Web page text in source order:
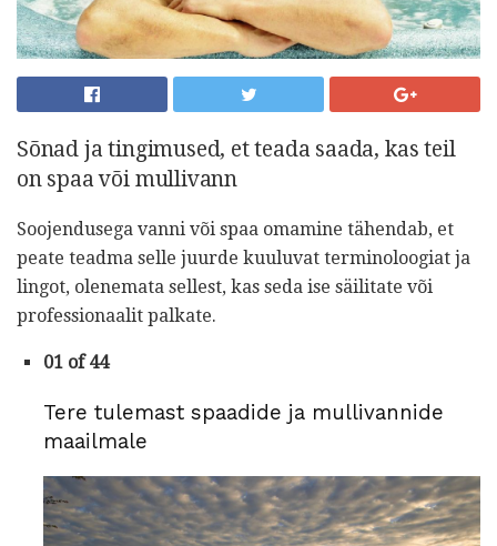
Sõnad ja tingimused, et teada saada, kas teil
on spaa või mullivann
Soojendusega vanni või spaa omamine tähendab, et
peate teadma selle juurde kuuluvat terminoloogiat ja
lingot, olenemata sellest, kas seda ise säilitate või
professionaalit palkate.
01 of 44
Tere tulemast spaadide ja mullivannide
maailmale